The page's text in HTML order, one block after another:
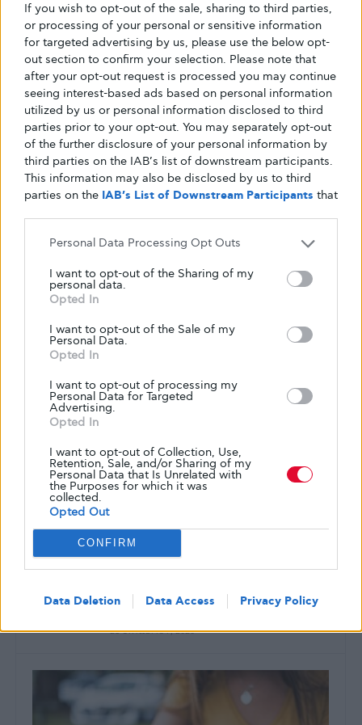
If you wish to opt-out of the sale, sharing to third parties,
or processing of your personal or sensitive information
for targeted advertising by us, please use the below opt-
out section to confirm your selection. Please note that
after your opt-out request is processed you may continue
seeing interest-based ads based on personal information
utilized by us or personal information disclosed to third
parties prior to your opt-out. You may separately opt-out
of the further disclosure of your personal information by
third parties on the IAB’s list of downstream participants.
This information may also be disclosed by us to third
parties on the IAB’s List of Downstream Participants that
Personal Data Processing Opt Outs
I want to opt-out of the Sharing of my
personal data.
Opted In
I want to opt-out of the Sale of my
Personal Data.
Opted In
I want to opt-out of processing my
Personal Data for Targeted
Advertising.
Opted In
I want to opt-out of Collection, Use,
Retention, Sale, and/or Sharing of my
Personal Data that Is Unrelated with
the Purposes for which it was
collected.
Opted Out
CONFIRM
Data Deletion Data Access Privacy Policy
Η ΔΙΑΤΡΟΦΉ ΜΟΥ
Οκτώ τροφές που θα φορτίσουν τις
μπαταρίες ενέργειάς σου
Όταν το μεσημέρι νιώθεις να πέφτει επικίνδυνα η ενέργεια
σου και η πρώτη σου σκέψη είναι «ένας καφές»
ΑΠΌ GLYKOULI 8 ΣΕΠΤΕΜΒΡΊΟΥ, 2022
ΖΩΉ ΜΕ ΤΟ ΔΙΑΒΉΤΗ
7 στρατηγικές που μας βοηθούν να
αντιμετωπίσουμε την αβεβαιότητα της
ζωής
Είναι πολύ δύσκολο για τους ανθρώπους να ζουν κάτω
αβεβαιότητα. Ο εγκέφαλός…
ΑΠΌ GLYKOULI 23 ΟΚΤΩΒΡΊΟΥ, 2020